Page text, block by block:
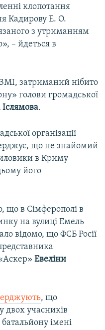
клопотання
Кадирову Е. О.
з утриманням
– йдеться в
затриманий нібито
голови громадської
.
організації
що не знайомий
в Криму
його
що в Сімферополі в
на вулиці Емель
відомо, що ФСБ Росії
Евеліни
, що
двох учасників
імені